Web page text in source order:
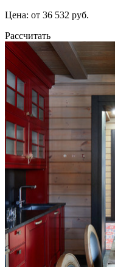
Цена: от 36 532 руб.
Рассчитать